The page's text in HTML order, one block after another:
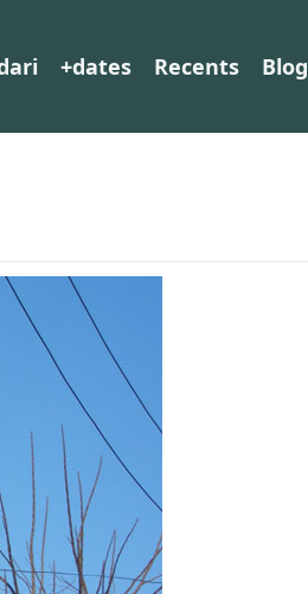
+dates Recents Blog